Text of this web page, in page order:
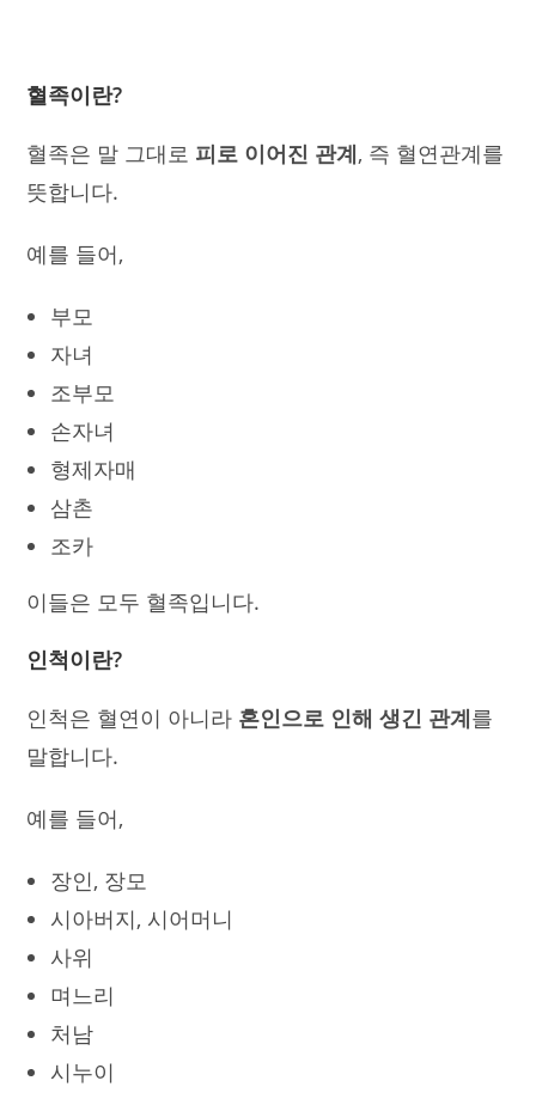
혈족이란?
혈족은 말 그대로 피로 이어진 관계, 즉 혈연관계를
뜻합니다.
예를 들어,
부모
자녀
조부모
손자녀
형제자매
삼촌
조카
이들은 모두 혈족입니다.
인척이란?
인척은 혈연이 아니라 혼인으로 인해 생긴 관계를
말합니다.
예를 들어,
장인, 장모
시아버지, 시어머니
사위
며느리
처남
시누이